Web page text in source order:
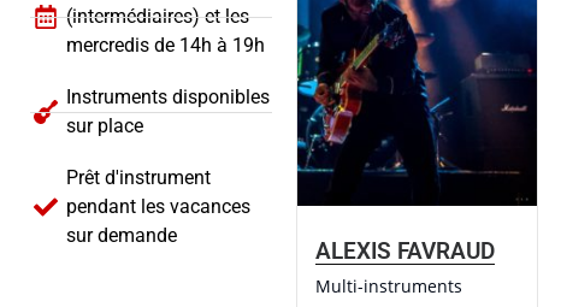
(intermédiaires) et les
mercredis de 14h à 19h
Instruments disponibles
sur place
Prêt d'instrument
pendant les vacances
sur demande
ALEXIS FAVRAUD
Multi-instruments